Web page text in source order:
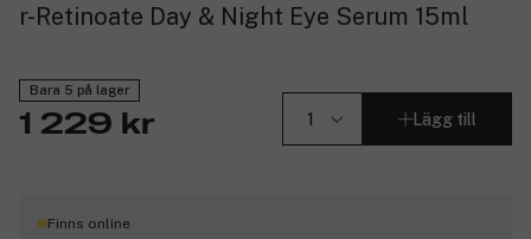
r-Retinoate Day & Night Eye Serum 15ml
Bara 5 på lager
1 229 kr Lägg till
Finns online